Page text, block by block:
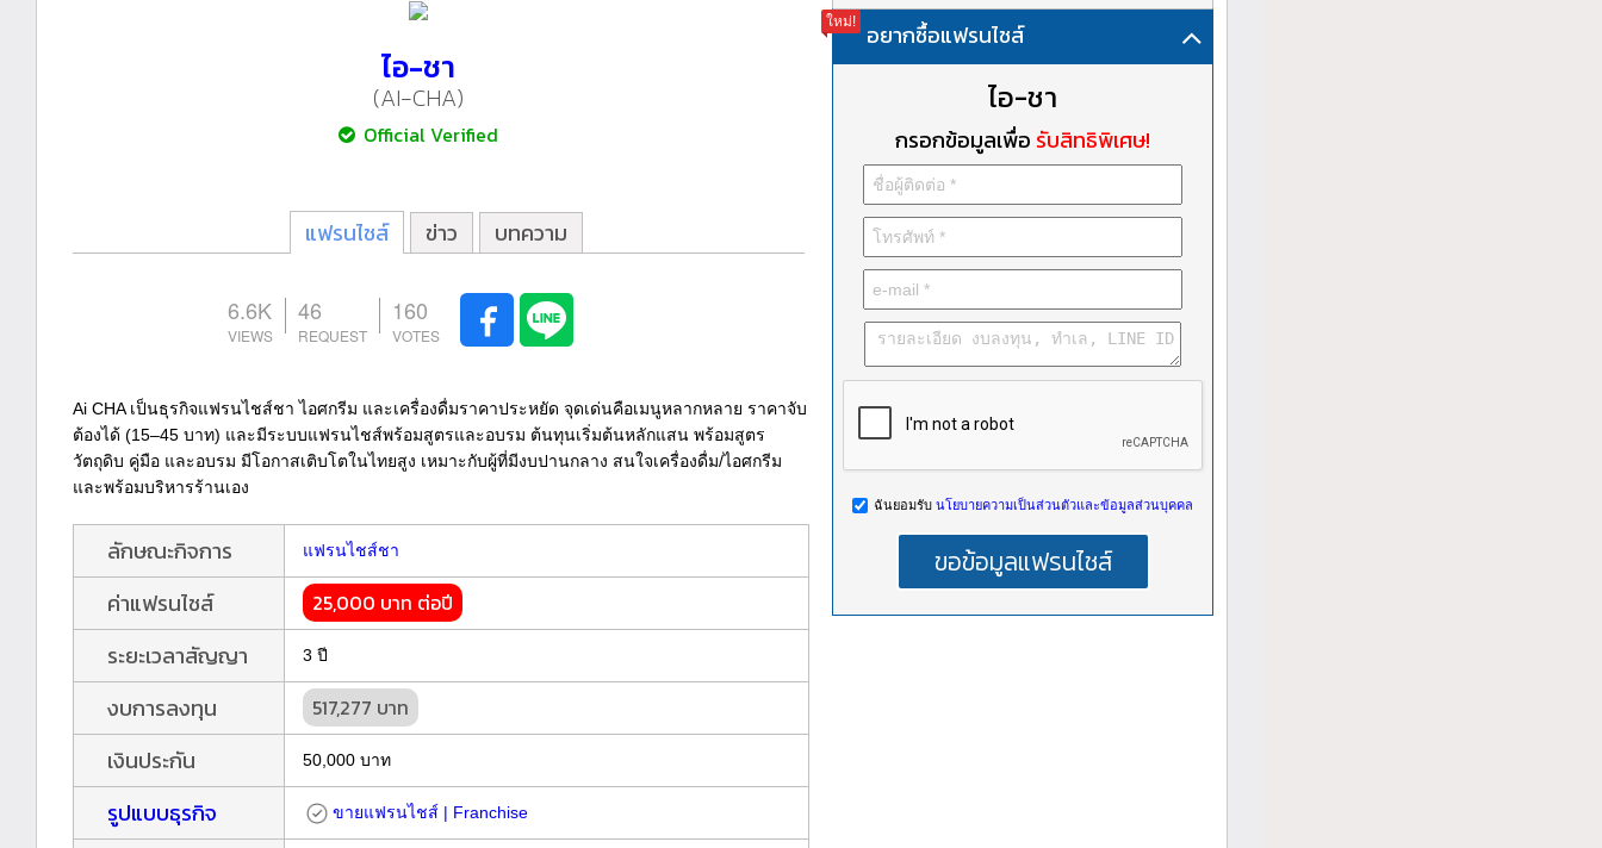
ไอ-ชา
(AI-CHA)
Official Verified
แฟรนไชส์ ข่าว บทความ
6.6K 46 160
Ai CHA เป็นธุรกิจแฟรนไชส์ชา ไอศกรีม และเครื่องดื่มราคาประหยัด จุดเด่นคือเมนูหลากหลาย ราคาจับ
ต้องได้ (15–45 บาท) และมีระบบแฟรนไชส์พร้อมสูตรและอบรม ต้นทุนเริ่มต้นหลักแสน พร้อมสูตร
วัตถุดิบ คู่มือ และอบรม มีโอกาสเติบโตในไทยสูง เหมาะกับผู้ที่มีงบปานกลาง สนใจเครื่องดื่ม/ไอศกรีม
และพร้อมบริหารร้านเอง
ลักษณะกิจการ แฟรนไชส์ชา
ค่าแฟรนไชส์ 25,000 บาท ต่อปี
ระยะเวลาสัญญา 3 ปี
งบการลงทุน 517,277 บาท
เงินประกัน 50,000 บาท
รูปแบบธุรกิจ ขายแฟรนไชส์ | Franchise
ใหม่! อยากซื้อแฟรนไชส์
ไอ-ชา
กรอกข้อมูลเพื่อ รับสิทธิพิเศษ!
ฉันยอมรับ นโยบายความเป็นส่วนตัวและข้อมูลส่วนบุคคล